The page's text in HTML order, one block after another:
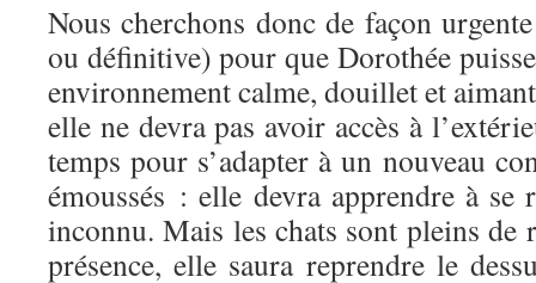
Nous cherchons donc de façon
ou définitive) pour que Dorothée
environnement calme, douillet et
elle ne devra pas avoir accès à
temps pour s’adapter à un nouveau
émoussés : elle devra apprendre à se
inconnu. Mais les chats sont pleins de
présence, elle saura reprendre le